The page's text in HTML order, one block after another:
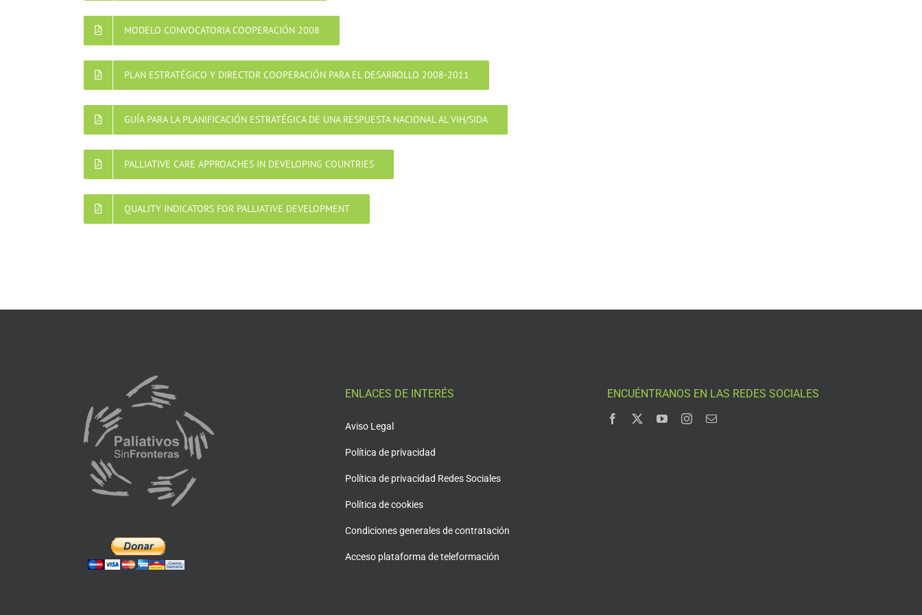
MODELO CONVOCATORIA COOPERACIÓN 2008
PLAN ESTRATÉGICO Y DIRECTOR COOPERACIÓN PARA EL DESARROLLO 2008-2011
GUÍA PARA LA PLANIFICACIÓN ESTRATÉGICA DE UNA RESPUESTA NACIONAL AL VIH/SIDA
PALLIATIVE CARE APPROACHES IN DEVELOPING COUNTRIES
QUALITY INDICATORS FOR PALLIATIVE DEVELOPMENT
ENLACES DE INTERÉS
Aviso Legal
Política de privacidad
Política de privacidad Redes Sociales
Política de cookies
Condiciones generales de contratación
Acceso plataforma de teleformación
ENCUÉNTRANOS EN LAS REDES SOCIALES